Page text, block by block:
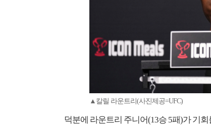
▲칼릴 라운트리(사진제공=UFC)
덕분에 라운트리 주니어(13승 5패)가 기